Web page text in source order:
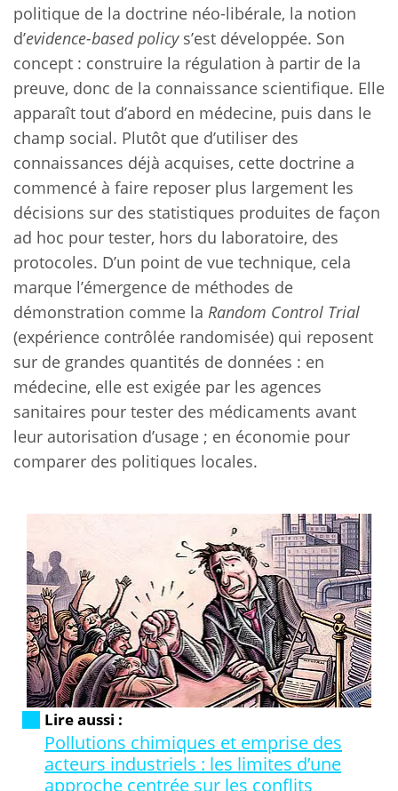
politique de la doctrine néo-libérale, la notion
d’evidence-based policys’est développée. Son
concept : construire la régulation à partir de la
preuve, donc de la connaissance scientifique. Elle
apparaît tout d’abord en médecine, puis dans le
champ social. Plutôt que d’utiliser des
connaissances déjà acquises, cette doctrine a
commencé à faire reposer plus largement les
décisions sur des statistiques produites de façon
ad hoc pour tester, hors du laboratoire, des
protocoles. D’un point de vue technique, cela
marque l’émergence de méthodes de
démonstration comme la Random Control Trial
(expérience contrôlée randomisée) qui reposent
sur de grandes quantités de données : en
médecine, elle est exigée par les agences
sanitaires pour tester des médicaments avant
leur autorisation d’usage ; en économie pour
comparer des politiques locales.
Lire aussi :
Pollutions chimiques et emprise des
acteurs industriels : les limites d’une
approche centrée sur les conflits